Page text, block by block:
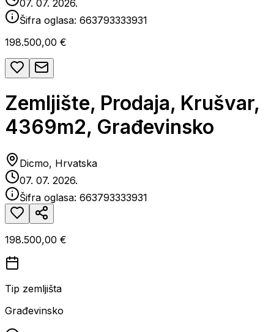
07. 07. 2026.
Šifra oglasa: 663793333931
198.500,00 €
Zemljište, Prodaja, Krušvar,
4369m2, Građevinsko
Dicmo, Hrvatska
07. 07. 2026.
Šifra oglasa: 663793333931
198.500,00 €
Tip zemljišta
Građevinsko